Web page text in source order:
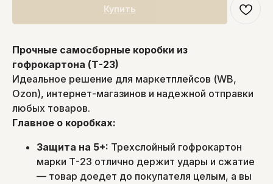
Купить
Прочные самосборные коробки из
гофрокартона (Т-23)
Идеальное решение для маркетплейсов (WB,
Ozon), интернет-магазинов и надежной отправки
любых товаров.
Главное о коробках:
Защита на 5+: Трехслойный гофрокартон
марки Т-23 отлично держит удары и сжатие
— товар доедет до покупателя целым, а вы